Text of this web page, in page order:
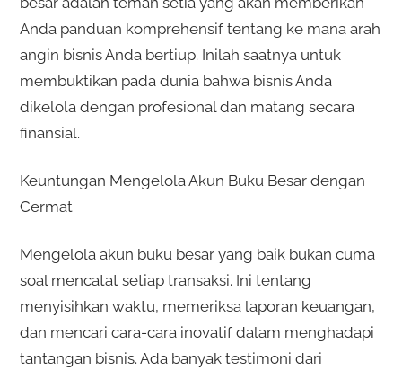
Anda panduan komprehensif tentang ke mana arah
angin bisnis Anda bertiup. Inilah saatnya untuk
membuktikan pada dunia bahwa bisnis Anda
dikelola dengan profesional dan matang secara
finansial.
Keuntungan Mengelola Akun Buku Besar dengan
Cermat
Mengelola akun buku besar yang baik bukan cuma
soal mencatat setiap transaksi. Ini tentang
menyisihkan waktu, memeriksa laporan keuangan,
dan mencari cara-cara inovatif dalam menghadapi
tantangan bisnis. Ada banyak testimoni dari